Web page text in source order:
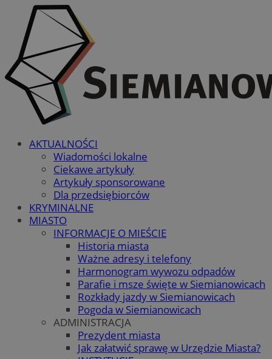
AKTUALNOŚCI
Wiadomości lokalne
Ciekawe artykuły
Artykuły sponsorowane
Dla przedsiębiorców
KRYMINALNE
MIASTO
INFORMACJE O MIEŚCIE
Historia miasta
Ważne adresy i telefony
Harmonogram wywozu odpadów
Parafie i msze święte w Siemianowicach
Rozkłady jazdy w Siemianowicach
Pogoda w Siemianowicach
ADMINISTRACJA
Prezydent miasta
Jak załatwić sprawę w Urzędzie Miasta?